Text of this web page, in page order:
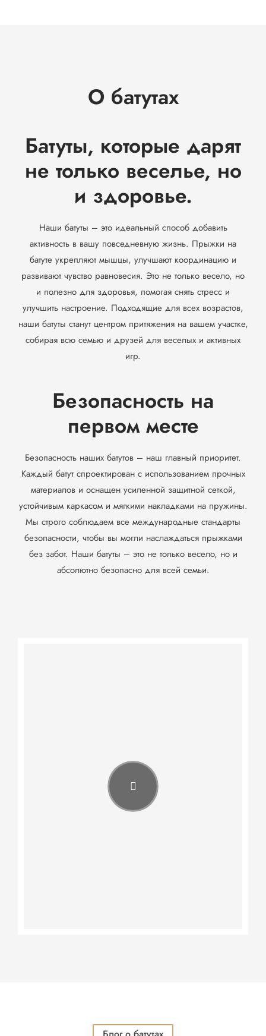
О батутах
Батуты, которые дарят
не только веселье, но
и здоровье.
Наши батуты – это идеальный способ добавить
активность в вашу повседневную жизнь. Прыжки на
батуте укрепляют мышцы, улучшают координацию и
развивают чувство равновесия. Это не только весело, но
и полезно для здоровья, помогая снять стресс и
улучшить настроение. Подходящие для всех возрастов,
наши батуты станут центром притяжения на вашем участке,
собирая всю семью и друзей для веселых и активных
игр.
Безопасность на
первом месте
Безопасность наших батутов – наш главный приоритет.
Каждый батут спроектирован с использованием прочных
материалов и оснащен усиленной защитной сеткой,
устойчивым каркасом и мягкими накладками на пружины.
Мы строго соблюдаем все международные стандарты
безопасности, чтобы вы могли наслаждаться прыжками
без забот. Наши батуты – это не только весело, но и
абсолютно безопасно для всей семьи.